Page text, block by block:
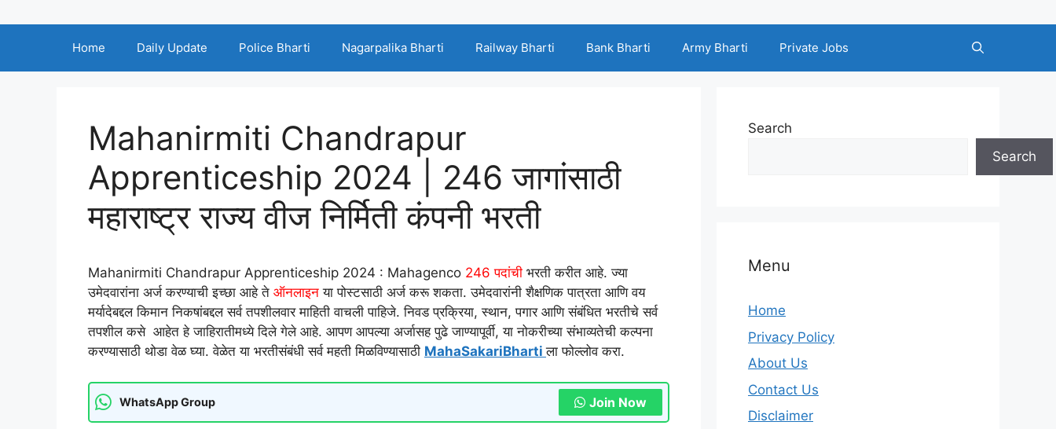
Home Daily Update Police Bharti Nagarpalika Bharti Railway Bharti Bank Bharti Army Bharti Private Jobs
Mahanirmiti Chandrapur
Apprenticeship 2024 | 246 जागांसाठी
महाराष्ट्र राज्य वीज निर्मिती कंपनी भरती
Mahanirmiti Chandrapur Apprenticeship 2024 : Mahagenco 246 पदांची भरती करीत आहे. ज्या
उमेदवारांना अर्ज करण्याची इच्छा आहे ते ऑनलाइन या पोस्टसाठी अर्ज करू शकता. उमेदवारांनी शैक्षणिक पात्रता आणि वय
मर्यादेबद्दल किमान निकषांबद्दल सर्व तपशीलवार माहिती वाचली पाहिजे. निवड प्रक्रिया, स्थान, पगार आणि संबंधित भरतीचे सर्व
तपशील कसे आहेत हे जाहिरातीमध्ये दिले गेले आहे. आपण आपल्या अर्जासह पुढे जाण्यापूर्वी, या नोकरीच्या संभाव्यतेची कल्पना
करण्यासाठी थोडा वेळ घ्या. वेळेत या भरतीसंबंधी सर्व महती मिळविण्यासाठी MahaSakariBharti ला फोल्लोव करा.
WhatsApp Group Join Now
Search
Search
Menu
Home
Privacy Policy
About Us
Contact Us
Disclaimer